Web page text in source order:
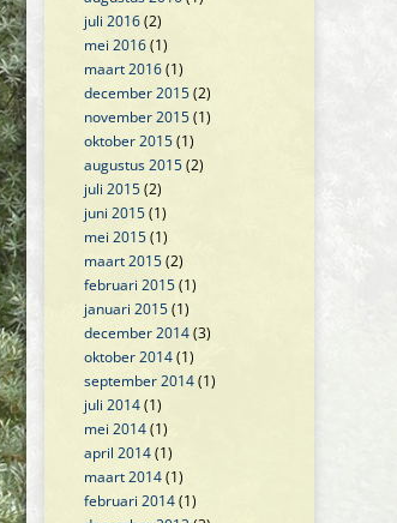
juli 2016(2)
mei 2016(1)
maart 2016(1)
december 2015(2)
november 2015(1)
oktober 2015(1)
augustus 2015(2)
juli 2015(2)
juni 2015(1)
mei 2015(1)
maart 2015(2)
februari 2015(1)
januari 2015(1)
december 2014(3)
oktober 2014(1)
september 2014(1)
juli 2014(1)
mei 2014(1)
april 2014(1)
maart 2014(1)
februari 2014(1)